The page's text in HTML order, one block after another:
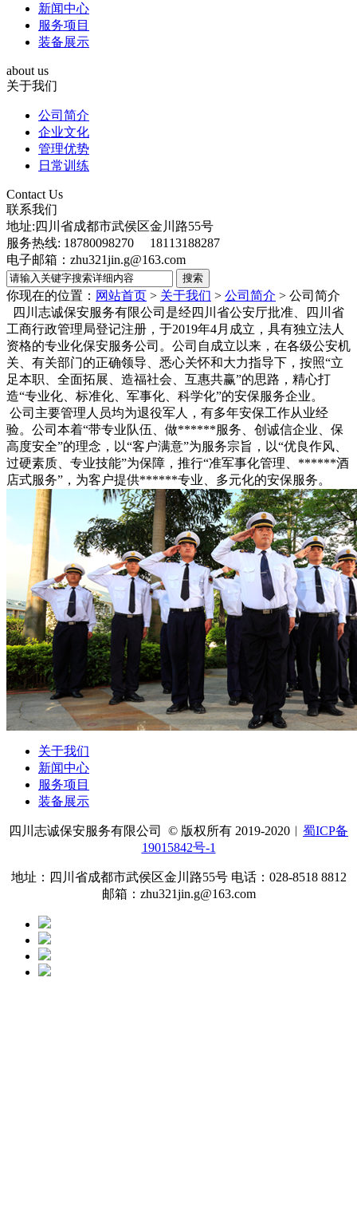
新闻中心
服务项目
装备展示
about us
关于我们
公司简介
企业文化
管理优势
日常训练
Contact Us
联系我们
地址:四川省成都市武侯区金川路55号
服务热线: 18780098270 18113188287
电子邮箱：zhu321jin.g@163.com
你现在的位置： 网站首页 > 关于我们 > 公司简介 > 公司简介
四川志诚保安服务有限公司是经四川省公安厅批准、四川省
工商行政管理局登记注册，于2019年4月成立，具有独立法人
资格的专业化保安服务公司。公司自成立以来，在各级公安机
关、有关部门的正确领导、悉心关怀和大力指导下，按照“立
足本职、全面拓展、造福社会、互惠共赢”的思路，精心打
造“专业化、标准化、军事化、科学化”的安保服务企业。
公司主要管理人员均为退役军人，有多年安保工作从业经
验。公司本着“带专业队伍、做******服务、创诚信企业、保
高度安全”的理念，以“客户满意”为服务宗旨，以“优良作风、
过硬素质、专业技能”为保障，推行“准军事化管理、******酒
店式服务”，为客户提供******专业、多元化的安保服务。
关于我们
新闻中心
服务项目
装备展示
四川志诚保安服务有限公司 © 版权所有 2019-2020︱ 蜀ICP备
19015842号-1
地址：四川省成都市武侯区金川路55号 电话：028-8518 8812
邮箱：zhu321jin.g@163.com